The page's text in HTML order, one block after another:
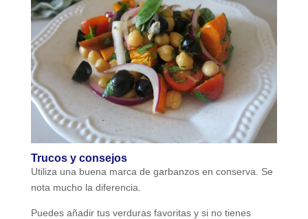
Trucos y consejos
Utiliza una buena marca de garbanzos en conserva. Se
nota mucho la diferencia.
Puedes añadir tus verduras favoritas y si no tienes